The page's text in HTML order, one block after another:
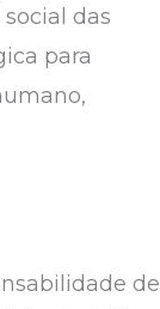
das
para
de